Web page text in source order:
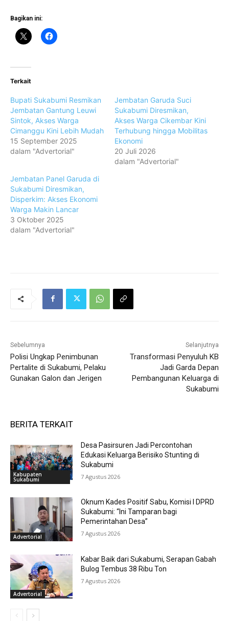
Bagikan ini:
Terkait
Bupati Sukabumi Resmikan
Jembatan Gantung Leuwi
Sintok, Akses Warga
Cimanggu Kini Lebih Mudah
15 September 2025
dalam "Advertorial"
Jembatan Garuda Suci
Sukabumi Diresmikan,
Akses Warga Cikembar Kini
Terhubung hingga Mobilitas
Ekonomi
20 Juli 2026
dalam "Advertorial"
Jembatan Panel Garuda di
Sukabumi Diresmikan,
Disperkim: Akses Ekonomi
Warga Makin Lancar
3 Oktober 2025
dalam "Advertorial"
Sebelumnya
Polisi Ungkap Penimbunan
Pertalite di Sukabumi, Pelaku
Gunakan Galon dan Jerigen
Selanjutnya
Transformasi Penyuluh KB
Jadi Garda Depan
Pembangunan Keluarga di
Sukabumi
BERITA TERKAIT
Kabupaten
Sukabumi
Desa Pasirsuren Jadi Percontohan
Edukasi Keluarga Berisiko Stunting di
Sukabumi
7 Agustus 2026
Advertorial
Oknum Kades Positif Sabu, Komisi I DPRD
Sukabumi: “Ini Tamparan bagi
Pemerintahan Desa”
7 Agustus 2026
Advertorial
Kabar Baik dari Sukabumi, Serapan Gabah
Bulog Tembus 38 Ribu Ton
7 Agustus 2026